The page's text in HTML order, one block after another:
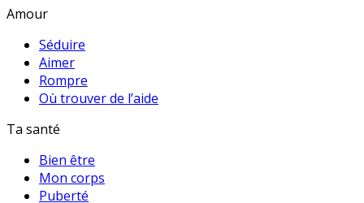
Amour
Séduire
Aimer
Rompre
Où trouver de l’aide
Ta santé
Bien être
Mon corps
Puberté